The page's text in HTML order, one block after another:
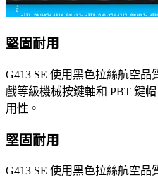
堅固耐用
G413 SE 使用黑色拉絲航空品
戲等級機械按鍵軸和 PBT 鍵
用性。
堅固耐用
G413 SE 使用黑色拉絲航空品